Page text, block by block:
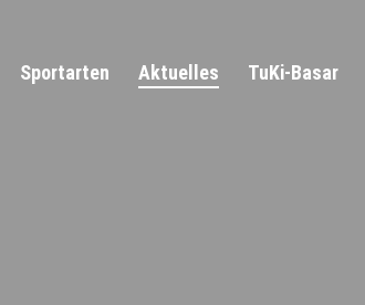
Sportarten Aktuelles TuKi-Basar